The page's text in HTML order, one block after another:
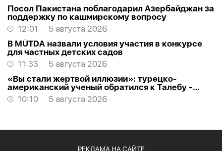
Посол Пакистана поблагодарил Азербайджан за
поддержку по кашмирскому вопросу
12:01
5 августа 2026
В MÜTDA назвали условия участия в конкурсе
для частных детских садов
11:33
5 августа 2026
«Вы стали жертвой иллюзии»: турецко-
американский ученый обратился к Талебу -
ОТКРЫТОЕ ПИСЬМО
10:10 5 августа 2026
РЕКЛАМА НА САЙТЕ